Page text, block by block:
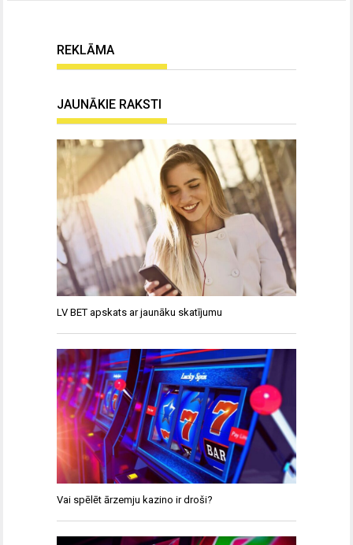
REKLĀMA
JAUNĀKIE RAKSTI
LV BET apskats ar jaunāku skatījumu
Vai spēlēt ārzemju kazino ir droši?